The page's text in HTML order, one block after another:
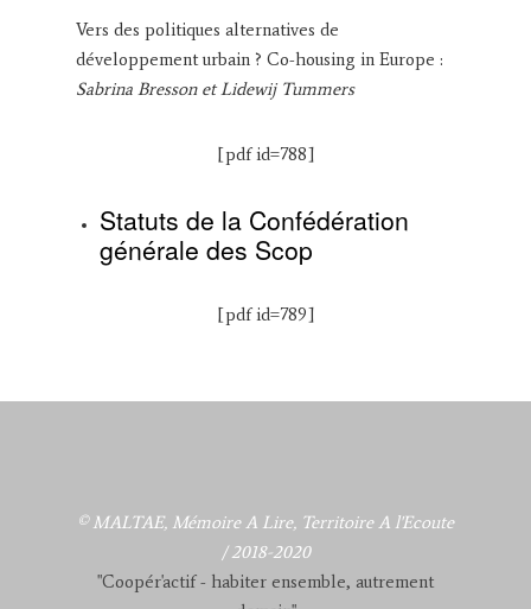
Vers des politiques alternatives de
développement urbain ? Co-housing in Europe :
Sabrina Bresson et Lidewij Tummers
[pdf id=788]
Statuts de la Confédération
générale des Scop
[pdf id=789]
© MALTAE, Mémoire A Lire, Territoire A l'Ecoute
/ 2018-2020
"Coopér'actif - habiter ensemble, autrement